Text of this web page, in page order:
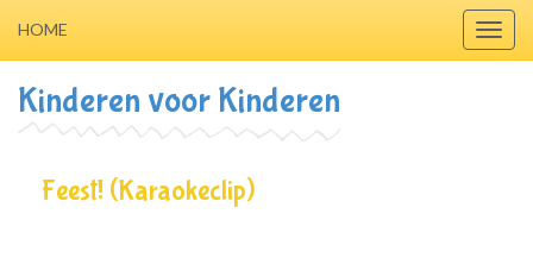
HOME
Kinderen voor Kinderen
Feest! (Karaokeclip)